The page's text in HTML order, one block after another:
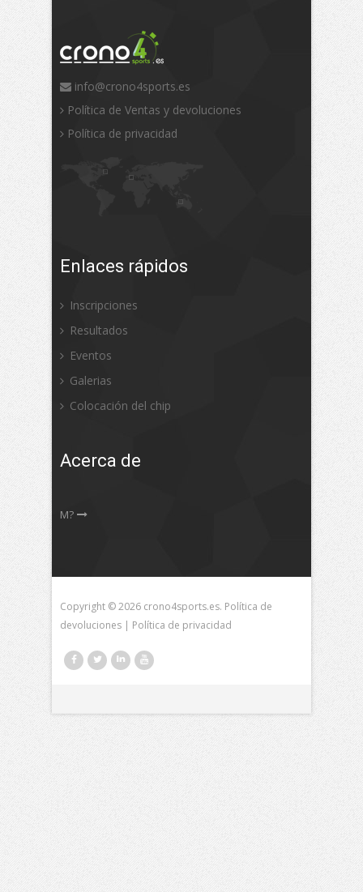
info@crono4sports.es
Política de Ventas y devoluciones
Política de privacidad
Enlaces rápidos
Inscripciones
Resultados
Eventos
Galerias
Colocación del chip
Acerca de
M?
Copyright © 2026 crono4sports.es. Política de
devoluciones | Política de privacidad